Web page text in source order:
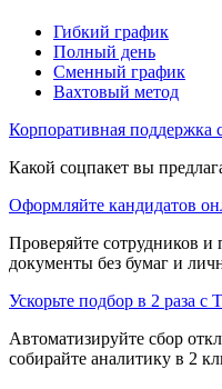
Гибкий график
Полный день
Сменный график
Вахтовый метод
Корпоративная поддержка
Какой соцпакет вы
Оформляйте кандидатов
Проверяйте сотрудников
документы без бумаг и
Ускорьте подбор в 2 раза с
Автоматизируйте сбор
собирайте аналитику в 2